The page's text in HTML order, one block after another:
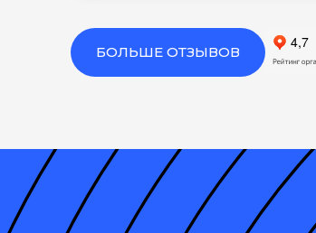
БОЛЬШЕ ОТЗЫВОВ